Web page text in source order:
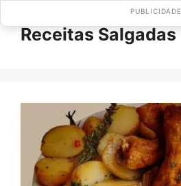
paraReceitas Salgadas
PUBLICIDADE